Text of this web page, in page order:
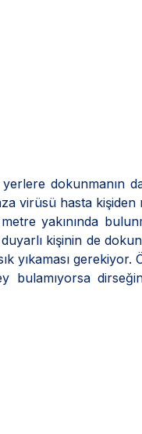
dokunmanın
virüsü hasta kişiden
yakınında
kişinin de
yıkaması gerekiyor.
bulamıyorsa